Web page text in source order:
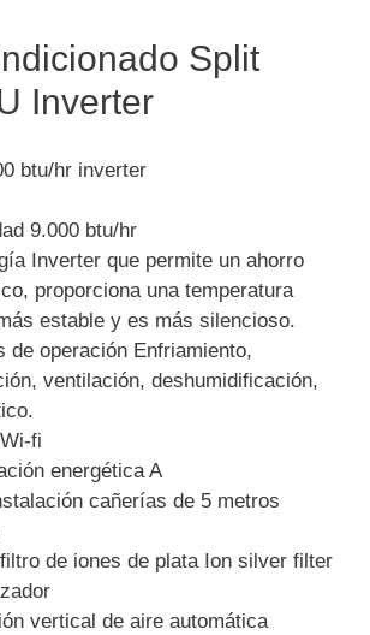
Split
Inverter
btu/hr inverter
9.000 btu/hr
Inverter que permite un ahorro
proporciona una temperatura
estable y es más silencioso.
de operación Enfriamiento,
ventilación, deshumidificación,
fi
energética A
cañerías de 5 metros
de iones de plata Ion silver filter
vertical de aire automática